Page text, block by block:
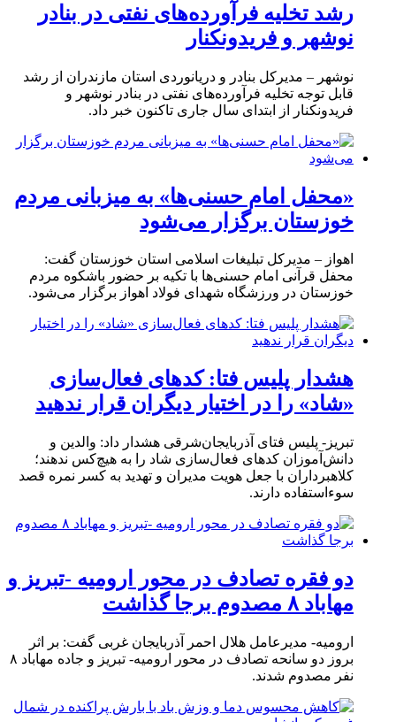
رشد تخلیه فرآورده‌های نفتی در بنادر
نوشهر و فریدونکنار
نوشهر – مدیرکل بنادر و دریانوردی استان مازندران از رشد
قابل توجه تخلیه فرآورده‌های نفتی در بنادر نوشهر و
فریدونکنار از ابتدای سال جاری تاکنون خبر داد.
«محفل امام حسنی‌ها» به میزبانی مردم
خوزستان برگزار می‌شود
اهواز – مدیرکل تبلیغات اسلامی استان خوزستان گفت:
محفل قرآنی امام حسنی‌ها با تکیه بر حضور باشکوه مردم
خوزستان در ورزشگاه شهدای فولاد اهواز برگزار می‌شود.
هشدار پلیس فتا: کدهای فعال‌سازی
«شاد» را در اختیار دیگران قرار ندهید
تبریز- پلیس فتای آذربایجان‌شرقی هشدار داد: والدین و
دانش‌آموزان کدهای فعال‌سازی شاد را به هیچ‌کس ندهند؛
کلاهبرداران با جعل هویت مدیران و تهدید به کسر نمره قصد
سوءاستفاده دارند.
دو فقره تصادف در محور ارومیه -تبریز و
مهاباد ۸ مصدوم برجا گذاشت
ارومیه- مدیرعامل هلال احمر آذربایجان غربی گفت: بر اثر
بروز دو سانحه تصادف در محور ارومیه- تبریز و جاده مهاباد ۸
نفر مصدوم شدند.